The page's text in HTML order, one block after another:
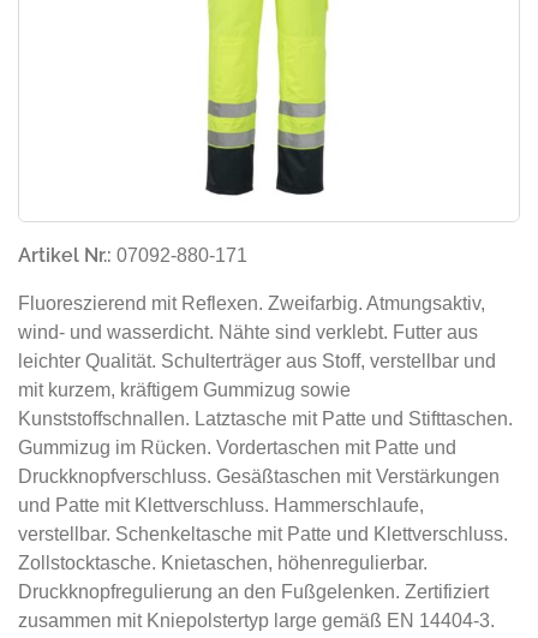
Artikel Nr.: 07092-880-171
Fluoreszierend mit Reflexen. Zweifarbig. Atmungsaktiv,
wind- und wasserdicht. Nähte sind verklebt. Futter aus
leichter Qualität. Schulterträger aus Stoff, verstellbar und
mit kurzem, kräftigem Gummizug sowie
Kunststoffschnallen. Latztasche mit Patte und Stifttaschen.
Gummizug im Rücken. Vordertaschen mit Patte und
Druckknopfverschluss. Gesäßtaschen mit Verstärkungen
und Patte mit Klettverschluss. Hammerschlaufe,
verstellbar. Schenkeltasche mit Patte und Klettverschluss.
Zollstocktasche. Knietaschen, höhenregulierbar.
Druckknopfregulierung an den Fußgelenken. Zertifiziert
zusammen mit Kniepolstertyp large gemäß EN 14404-3.